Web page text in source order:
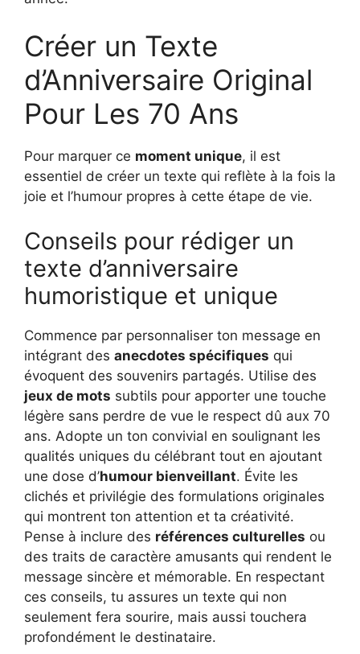
Créer un Texte
d’Anniversaire Original
Pour Les 70 Ans
Pour marquer ce moment unique, il est
essentiel de créer un texte qui reflète à la fois la
joie et l’humour propres à cette étape de vie.
Conseils pour rédiger un
texte d’anniversaire
humoristique et unique
Commence par personnaliser ton message en
intégrant des anecdotes spécifiques qui
évoquent des souvenirs partagés. Utilise des
jeux de mots subtils pour apporter une touche
légère sans perdre de vue le respect dû aux 70
ans. Adopte un ton convivial en soulignant les
qualités uniques du célébrant tout en ajoutant
une dose d’humour bienveillant. Évite les
clichés et privilégie des formulations originales
qui montrent ton attention et ta créativité.
Pense à inclure des références culturelles ou
des traits de caractère amusants qui rendent le
message sincère et mémorable. En respectant
ces conseils, tu assures un texte qui non
seulement fera sourire, mais aussi touchera
profondément le destinataire.